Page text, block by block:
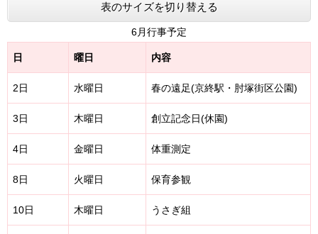
表のサイズを切り替える
6月行事予定
日 曜日 内容
2日 水曜日 春の遠足(京終駅・肘塚街区公園)
3日 木曜日 創立記念日(休園)
4日 金曜日 体重測定
8日 火曜日 保育参観
10日 木曜日 うさぎ組